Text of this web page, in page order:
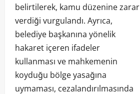
belirtilerek, kamu düzenine zarar
verdiği vurgulandı. Ayrıca,
belediye başkanına yönelik
hakaret içeren ifadeler
kullanması ve mahkemenin
koyduğu bölge yasağına
uymaması, cezalandırılmasında